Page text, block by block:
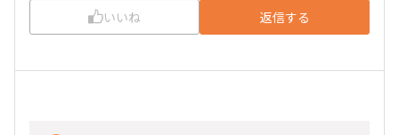
いいね 返信する